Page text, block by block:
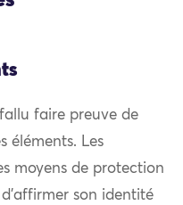
fallu faire preuve de
éléments. Les
moyens de protection
son identité